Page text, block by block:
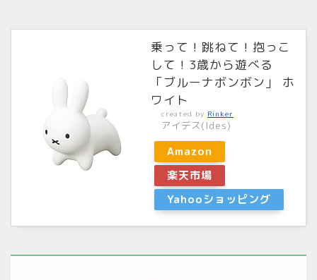
乗って！跳ねて！抱っこ
して！3歳から遊べる
「ブルーナボンボン」 ホ
ワイト
created by Rinker
アイデス(Ides)
Amazon
楽天市場
Yahooショッピング